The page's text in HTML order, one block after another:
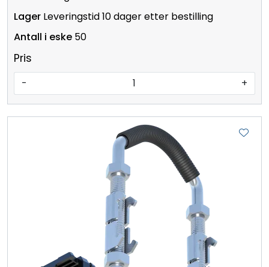
Leveringstid 10 dager etter bestilling
50
Pris
- +